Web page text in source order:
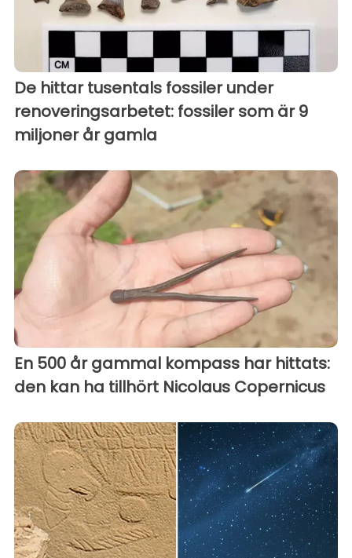
De hittar tusentals fossiler under
renoveringsarbetet: fossiler som är 9
miljoner år gamla
En 500 år gammal kompass har hittats:
den kan ha tillhört Nicolaus Copernicus